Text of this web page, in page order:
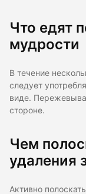
Что едят
мудрости
В течение
следует
виде.
стороне.
Чем
удаления
Активно